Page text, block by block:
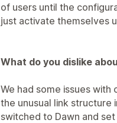
of users until the
just activate themselves
What do you dislike
We had some issues
the unusual link structure
switched to Dawn and